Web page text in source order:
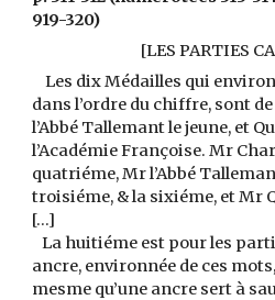
919-320)
[LES PARTIES
Les dix Médailles qui
dans l’ordre du chiffre, sont
l’Abbé Tallemant le jeune, et
l’Académie Françoise. Mr
quatriéme, Mr l’Abbé
troisiéme, & la sixiéme, et Mr
[…]
La huitiéme est pour les
ancre, environnée de ces mots,
mesme qu’une ancre sert à